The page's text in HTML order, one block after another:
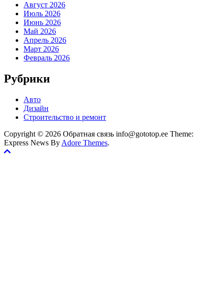
Август 2026
Июль 2026
Июнь 2026
Май 2026
Апрель 2026
Март 2026
Февраль 2026
Рубрики
Авто
Дизайн
Строительство и ремонт
Copyright © 2026 Обратная связь info@gototop.ee Theme:
Express News By Adore Themes.